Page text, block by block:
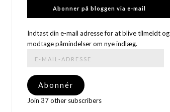
Abonner på bloggen via e-mail
Indtast din e-mail adresse for at blive tilmeldt og
modtage påmindelser om nye indlæg.
adresse
Abonnér
Join 37 other subscribers